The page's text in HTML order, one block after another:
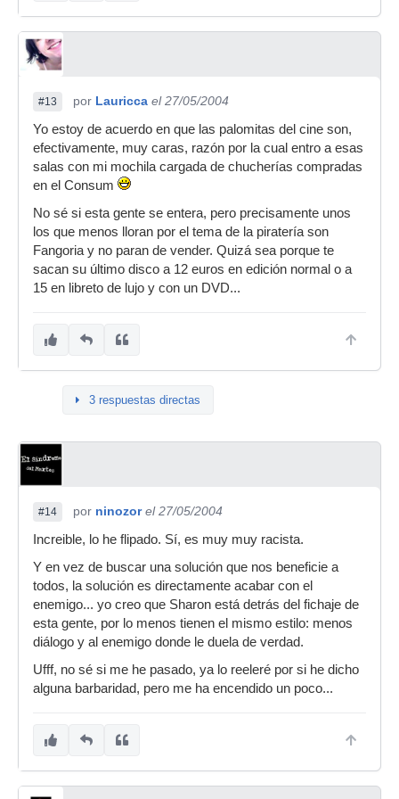
#13 por Lauricca el 27/05/2004
Yo estoy de acuerdo en que las palomitas del cine son,
efectivamente, muy caras, razón por la cual entro a esas
salas con mi mochila cargada de chucherías compradas
en el Consum
No sé si esta gente se entera, pero precisamente unos
los que menos lloran por el tema de la piratería son
Fangoria y no paran de vender. Quizá sea porque te
sacan su último disco a 12 euros en edición normal o a
15 en libreto de lujo y con un DVD...
3 respuestas directas
#14 por ninozor el 27/05/2004
Increible, lo he flipado. Sí, es muy muy racista.
Y en vez de buscar una solución que nos beneficie a
todos, la solución es directamente acabar con el
enemigo... yo creo que Sharon está detrás del fichaje de
esta gente, por lo menos tienen el mismo estilo: menos
diálogo y al enemigo donde le duela de verdad.
Ufff, no sé si me he pasado, ya lo reeleré por si he dicho
alguna barbaridad, pero me ha encendido un poco...